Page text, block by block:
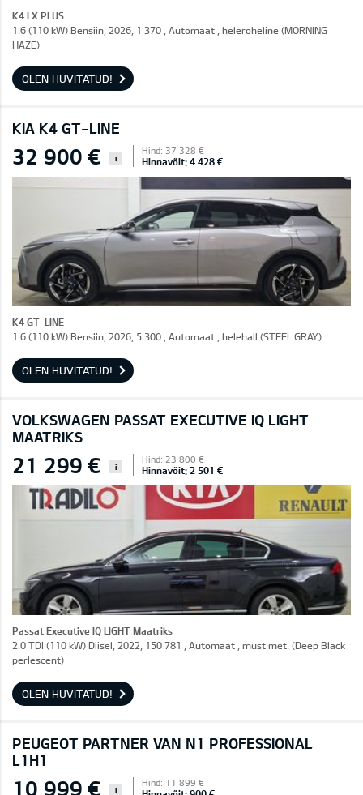
K4 LX PLUS
1.6 (110 kW) Bensiin, 2026, 1 370 , Automaat , heleroheline (MORNING
HAZE)
OLEN HUVITATUD!
KIA K4 GT-LINE
32 900 € i
Hind: 37 328 €
Hinnavõit: 4 428 €
K4 GT-LINE
1.6 (110 kW) Bensiin, 2026, 5 300 , Automaat , helehall (STEEL GRAY)
OLEN HUVITATUD!
VOLKSWAGEN PASSAT EXECUTIVE IQ LIGHT
MAATRIKS
21 299 € i
Hind: 23 800 €
Hinnavõit: 2 501 €
Passat Executive IQ LIGHT Maatriks
2.0 TDI (110 kW) Diisel, 2022, 150 781 , Automaat , must met. (Deep Black
perlescent)
OLEN HUVITATUD!
PEUGEOT PARTNER VAN N1 PROFESSIONAL
L1H1
10 999 € i
Hind: 11 899 €